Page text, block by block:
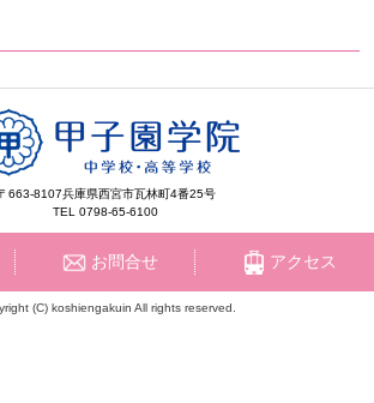
お問合せ アクセス
663-8107兵庫県西宮市瓦林町4番25号
TEL 0798-65-6100
(C) koshiengakuin All rights reserved.